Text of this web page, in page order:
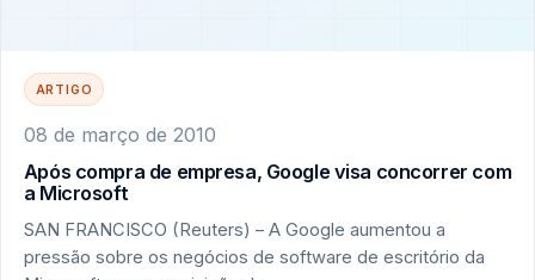
ARTIGO
08 de março de 2010
Após compra de empresa, Google visa concorrer com
a Microsoft
SAN FRANCISCO (Reuters) – A Google aumentou a
pressão sobre os negócios de software de escritório da